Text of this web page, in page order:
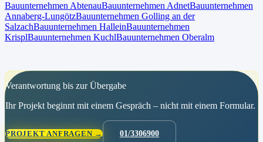
Bauunternehmen AbtenauBauunternehmen AdnetBauunternehmen
Annaberg-LungötzBauunternehmen Golling an der
SalzachBauunternehmen HalleinBauunternehmen
KrisplBauunternehmen KuchlBauunternehmen Oberalm
Verantwortung bis zur Übergabe
Ihr Projekt beginnt mit einem Gespräch – nicht mit einem Formular.
PROJEKT ANFRAGEN → 01/3306900